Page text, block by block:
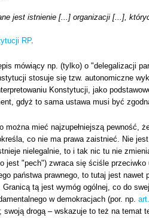
jest istnienie [...] organizacji [...],
RP.
mówiący np. (tylko) o "delegalizacji
stosuje się tzw. autonomiczne
Konstytucji, jako
gdyż to sama ustawa musi być
można mieć najzupełniejszą
co nie ma prawa zaistnieć. Nie
nielegalnie, to i tak nic tu nie
jest "pech") zwraca się ściśle
państwa prawnego, to tutaj jest
tą jest wymóg ogólnej, co do
w demokracjach (por. np.
swoją drogą – wskazuje to też na temat